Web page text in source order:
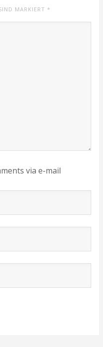
MARKIERT *
via e-mail